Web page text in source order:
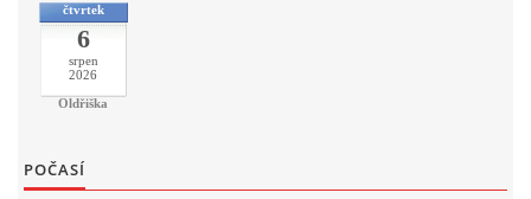
čtvrtek
6
srpen
2026
Oldřiška
POČASÍ